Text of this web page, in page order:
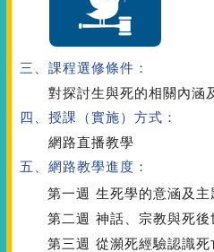
三、課程選修條件：
對探討生與死的相關內涵
四、授課（實施）方式：
網路直播教學
五、網路教學進度：
第一週
生死學的意涵及
第二週
神話、宗教與死
第三週
從瀕死經驗認識